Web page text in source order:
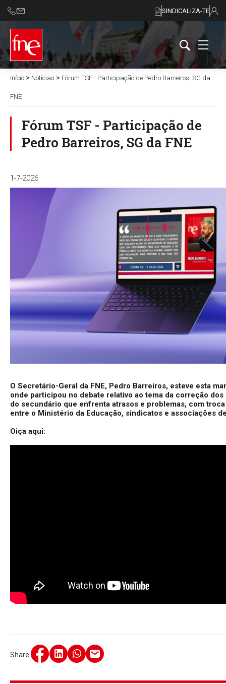
SINDICALIZA-TE
Início > Notícias > Fórum TSF - Participação de Pedro Barreiros, SG da
FNE
Fórum TSF - Participação de
Pedro Barreiros, SG da FNE
1-7-2026
O Secretário-Geral da FNE, Pedro Barreiros, esteve esta
onde participou no debate relativo ao tema da correção dos
do secundário que enfrenta atrasos e problemas, com
entre o Ministério da Educação, sindicatos e associações
Oiça aqui:
Share: